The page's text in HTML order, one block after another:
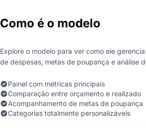
Como é o modelo
Explore o modelo para ver como ele
de despesas, metas de poupança e análise
Painel com métricas principais
Comparação entre orçamento e realizado
Acompanhamento de metas de poupança
Categorias totalmente personalizáveis